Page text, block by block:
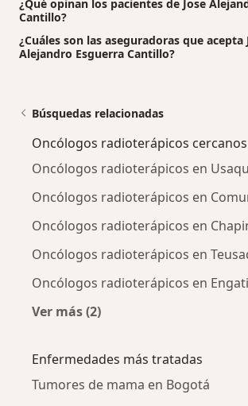
¿Qué opinan los pacientes de Jose
Cantillo?
¿Cuáles son las aseguradoras que acepta
Alejandro Esguerra Cantillo?
Búsquedas relacionadas
Oncólogos radioterápicos cercanos
Oncólogos radioterápicos en
Oncólogos radioterápicos en
Oncólogos radioterápicos en
Oncólogos radioterápicos en
Oncólogos radioterápicos en
Ver más (2)
Enfermedades más tratadas
Tumores de mama en Bogotá